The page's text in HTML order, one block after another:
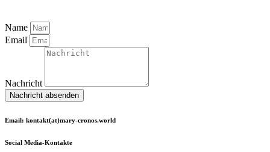
Name
Email
Nachricht
Nachricht absenden
Email: kontakt(at)mary-cronos.world
Social Media-Kontakte